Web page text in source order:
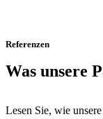
Referenzen
Was unsere
Lesen Sie, wie